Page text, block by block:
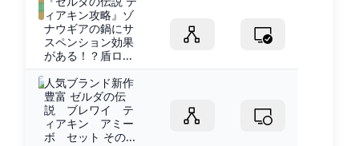
ィアキン攻略』ゾ
ナウギアの鍋にサ
スペンション効果
がある！？盾ロ...
人気ブランド新作
豊富 ゼルダの伝
説 ブレワイ テ
ィアキン アミー
ボ セット その...